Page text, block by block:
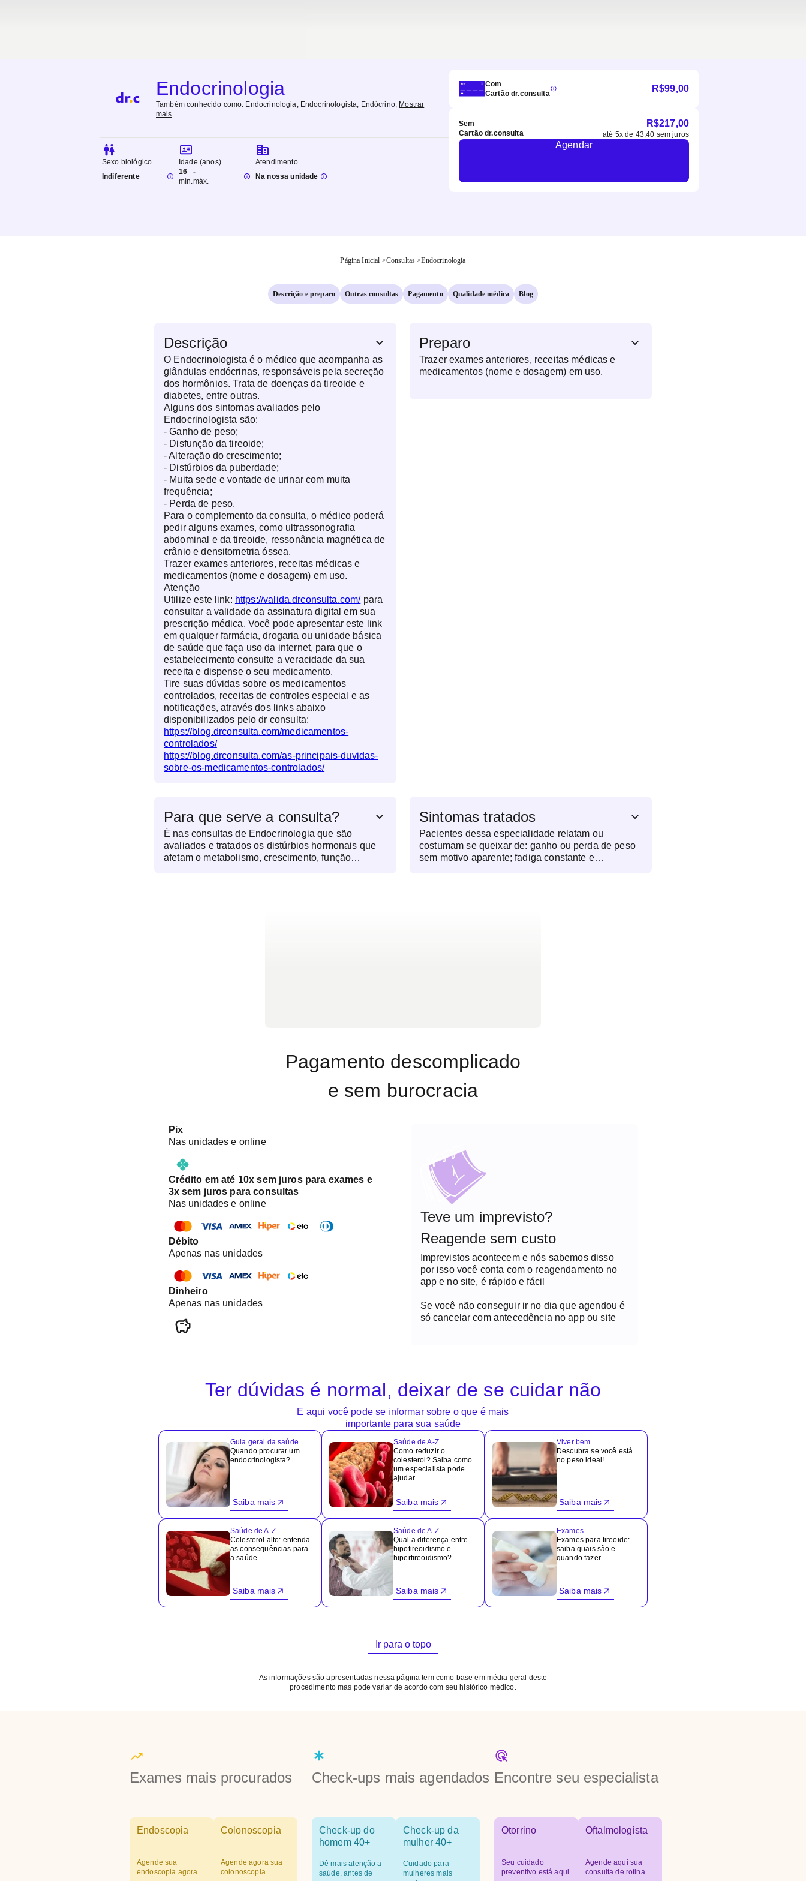
Endocrinologia
Também conhecido como: Endocrinologia, Endocrinologista, Endócrino, Mostrar
mais
Sexo biológico
Indiferente
Idade (anos)
16
mín.
-
máx.
Atendimento
Na nossa unidade
Com
Cartão dr.consulta
R$99,00
Sem
Cartão dr.consulta
R$217,00
até 5x de 43,40 sem juros
Agendar
Página Inicial >Consultas >Endocrinologia
Descrição e preparo Outras consultas Pagamento Qualidade médica Blog
Descrição
O Endocrinologista é o médico que acompanha as
glândulas endócrinas, responsáveis pela secreção
dos hormônios. Trata de doenças da tireoide e
diabetes, entre outras.
Alguns dos sintomas avaliados pelo
Endocrinologista são:
- Ganho de peso;
- Disfunção da tireoide;
- Alteração do crescimento;
- Distúrbios da puberdade;
- Muita sede e vontade de urinar com muita
frequência;
- Perda de peso.
Para o complemento da consulta, o médico poderá
pedir alguns exames, como ultrassonografia
abdominal e da tireoide, ressonância magnética de
crânio e densitometria óssea.
Trazer exames anteriores, receitas médicas e
medicamentos (nome e dosagem) em uso.
Atenção
Utilize este link: https://valida.drconsulta.com/para
consultar a validade da assinatura digital em sua
prescrição médica. Você pode apresentar este link
em qualquer farmácia, drogaria ou unidade básica
de saúde que faça uso da internet, para que o
estabelecimento consulte a veracidade da sua
receita e dispense o seu medicamento.
Tire suas dúvidas sobre os medicamentos
controlados, receitas de controles especial e as
notificações, através dos links abaixo
disponibilizados pelo dr consulta:
https://blog.drconsulta.com/medicamentos-
controlados/
https://blog.drconsulta.com/as-principais-duvidas-
sobre-os-medicamentos-controlados/
Preparo
Trazer exames anteriores, receitas médicas e
medicamentos (nome e dosagem) em uso.
Para que serve a consulta?
É nas consultas de Endocrinologia que são
avaliados e tratados os distúrbios hormonais que
afetam o metabolismo, crescimento, função
Sintomas tratados
Pacientes dessa especialidade relatam ou
costumam se queixar de: ganho ou perda de peso
sem motivo aparente; fadiga constante e
Pagamento descomplicado
e sem burocracia
Pix
Nas unidades e online
Crédito em até 10x sem juros para exames e
3x sem juros para consultas
Nas unidades e online
Débito
Apenas nas unidades
Dinheiro
Apenas nas unidades
Teve um imprevisto?
Reagende sem custo
Imprevistos acontecem e nós sabemos disso
por isso você conta com o reagendamento no
app e no site, é rápido e fácil
Se você não conseguir ir no dia que agendou é
só cancelar com antecedência no app ou site
Ter dúvidas é normal, deixar de se cuidar não
E aqui você pode se informar sobre o que é mais
importante para sua saúde
Guia geral da saúde
Quando procurar um
endocrinologista?
Saiba mais
Saúde de A-Z
Como reduzir o
colesterol? Saiba como
um especialista pode
ajudar
Saiba mais
Viver bem
Descubra se você está
no peso ideal!
Saiba mais
Saúde de A-Z
Colesterol alto: entenda
as consequências para
a saúde
Saiba mais
Saúde de A-Z
Qual a diferença entre
hipotireoidismo e
hipertireoidismo?
Saiba mais
Exames
Exames para tireoide:
saiba quais são e
quando fazer
Saiba mais
Ir para o topo
As informações são apresentadas nessa página tem como base em média geral deste
procedimento mas pode variar de acordo com seu histórico médico.
Exames mais procurados
Endoscopia
Agende sua
endoscopia agora
Colonoscopia
Agende agora sua
colonoscopia
Check-ups mais agendados
Check-up do
homem 40+
Dê mais atenção a
saúde, antes de
Check-up da
mulher 40+
Cuidado para
mulheres mais
Encontre seu especialista
Otorrino
Seu cuidado
preventivo está aqui
Oftalmologista
Agende aqui sua
consulta de rotina